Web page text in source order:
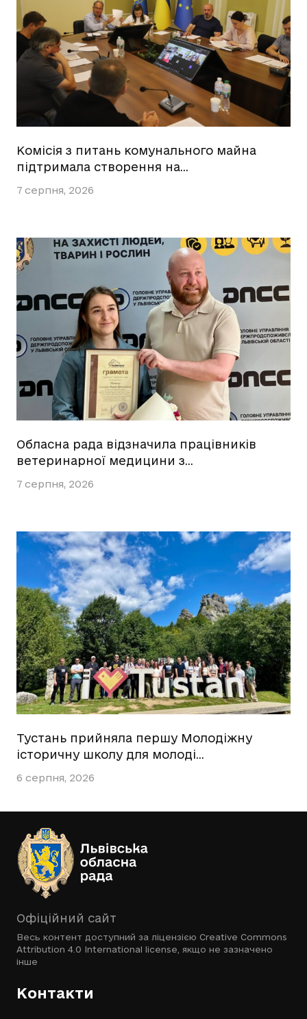
Комісія з питань комунального майна
підтримала створення на…
7 серпня, 2026
Обласна рада відзначила працівників
ветеринарної медицини з…
7 серпня, 2026
Тустань прийняла першу Молодіжну
історичну школу для молоді…
6 серпня, 2026
Офіційний сайт
Весь контент доступний за ліцензією Creative Commons
Attribution 4.0 International license , якщо не зазначено
інше
Контакти